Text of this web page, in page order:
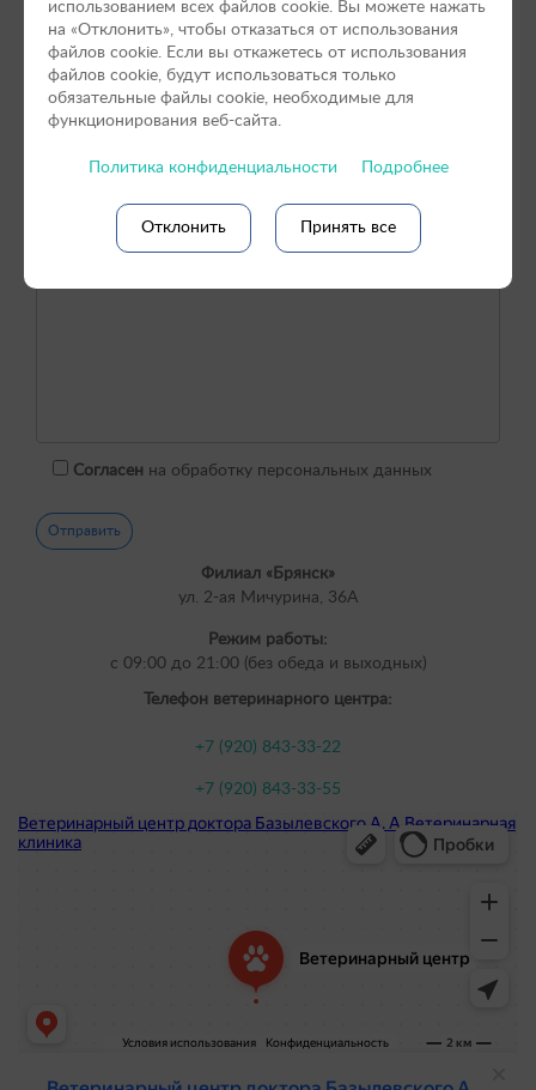
Согласен на обработку персональных данных
Филиал «Брянск»
ул. 2-ая Мичурина, 36А
Режим работы:
с 09:00 до 21:00 (без обеда и выходных)
Телефон ветеринарного центра:
+7 (920) 843-33-22
+7 (920) 843-33-55
использованием всех файлов cookie. Вы можете нажать
на «Отклонить», чтобы отказаться от использования
файлов сookie. Если вы откажетесь от использования
файлов cookie, будут использоваться только
обязательные файлы cookie, необходимые для
функционирования веб-сайта.
Политика конфиденциальности Подробнее
Отклонить Принять все